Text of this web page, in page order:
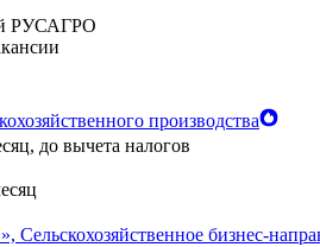
РУСАГРО
производства
до вычета налогов
бизнес-